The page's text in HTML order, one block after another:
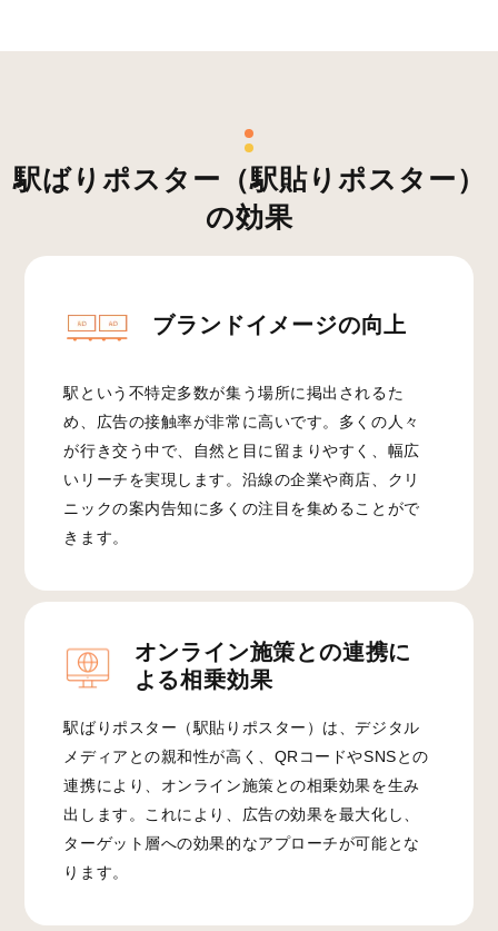
駅ばりポスター（駅貼りポスター）
の効果
ブランドイメージの向上
駅という不特定多数が集う場所に掲出されるた
め、広告の接触率が非常に高いです。多くの人々
が行き交う中で、自然と目に留まりやすく、幅広
いリーチを実現します。沿線の企業や商店、クリ
ニックの案内告知に多くの注目を集めることがで
きます。
オンライン施策との連携に
よる相乗効果
駅ばりポスター（駅貼りポスター）は、デジタル
メディアとの親和性が高く、QRコードやSNSとの
連携により、オンライン施策との相乗効果を生み
出します。これにより、広告の効果を最大化し、
ターゲット層への効果的なアプローチが可能とな
ります。